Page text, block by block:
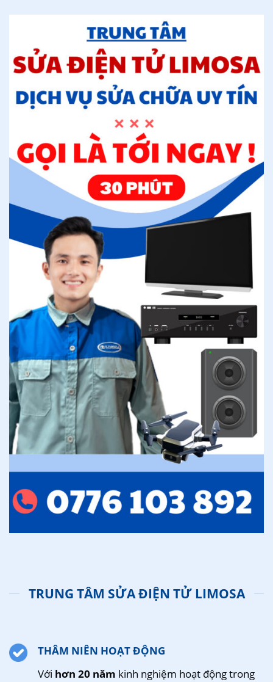
TRUNG TÂM SỬA ĐIỆN TỬ LIMOSA
THÂM NIÊN HOẠT ĐỘNG
Với hơn 20 năm kinh nghiệm hoạt động trong